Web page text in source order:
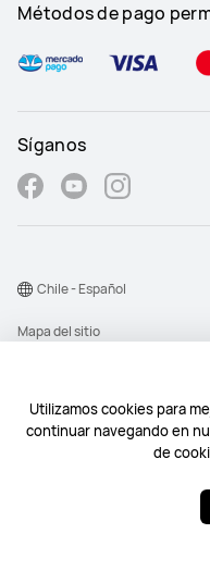
Utilizamos cookies para
continuar navegando en
de
Métodos de pago
Síganos
©2026 Huawei Device Co., Ltd.
Mapa del sitio
Declaración de privacidad
Chile - Español